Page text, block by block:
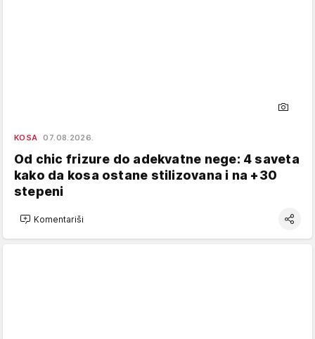
KOSA 07.08.2026.
Od chic frizure do adekvatne nege: 4 saveta
kako da kosa ostane stilizovana i na +30
stepeni
Komentariši